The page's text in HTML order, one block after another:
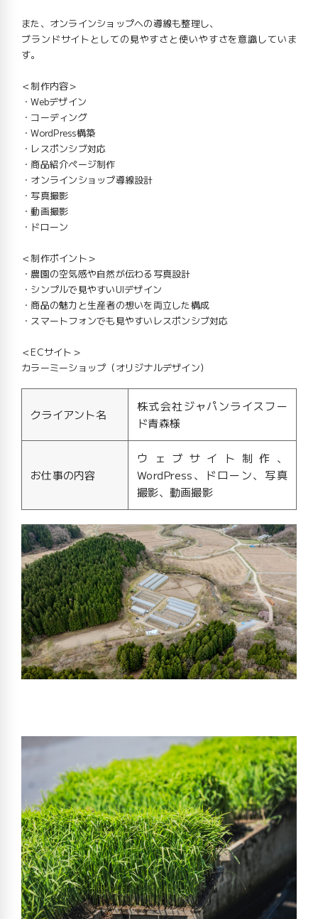
また、オンラインショップへの導線も整理し、
ブランドサイトとしての見やすさと使いやすさを意識していま
す。
＜制作内容＞
・Webデザイン
・コーディング
・WordPress構築
・レスポンシブ対応
・商品紹介ページ制作
・オンラインショップ導線設計
・写真撮影
・動画撮影
・ドローン
＜制作ポイント＞
・農園の空気感や自然が伝わる写真設計
・シンプルで見やすいUIデザイン
・商品の魅力と生産者の想いを両立した構成
・スマートフォンでも見やすいレスポンシブ対応
＜ECサイト＞
カラーミーショップ（オリジナルデザイン）
クライアント名
株式会社ジャパンライスフー
ド青森様
お仕事の内容
ウェブサイト制作、
WordPress、ドローン、写真
撮影、動画撮影